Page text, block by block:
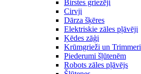
Birstes griezēji
Cirvji
Dārza šķēres
Elektriskie zāles pļāvēji
Ķēdes zāģi
Krūmgrieži un Trimmeri
Piederumi šļūtenēm
Robots zāles pļāvējs